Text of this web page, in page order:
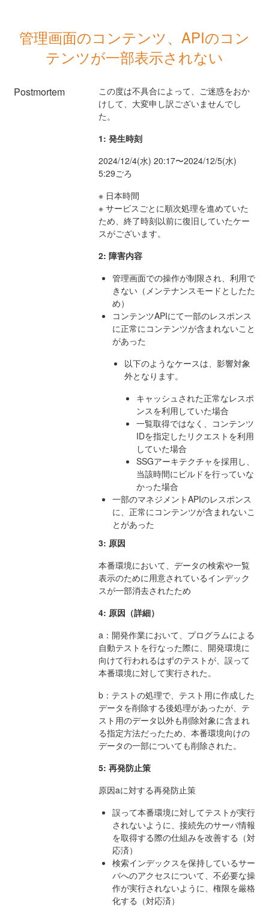
管理画面のコンテンツ、APIのコン
テンツが一部表示されない
Postmortem
この度は不具合によって、ご迷惑をおか
けして、大変申し訳ございませんでし
た。
1: 発生時刻
2024/12/4(水) 20:17〜2024/12/5(水)
5:29ごろ
※ 日本時間
※ サービスごとに順次処理を進めていた
ため、終了時刻以前に復旧していたケー
スがございます。
2: 障害内容
管理画面での操作が制限され、利用で
きない（メンテナンスモードとしたた
め）
コンテンツAPIにて一部のレスポンス
に正常にコンテンツが含まれないこと
があった
以下のようなケースは、影響対象
外となります。
キャッシュされた正常なレスポ
ンスを利用していた場合
一覧取得ではなく、コンテンツ
IDを指定したリクエストを利用
していた場合
SSGアーキテクチャを採用し、
当該時間にビルドを行っていな
かった場合
一部のマネジメントAPIのレスポンス
に、正常にコンテンツが含まれないこ
とがあった
3: 原因
本番環境において、データの検索や一覧
表示のために用意されているインデック
スが一部消去されたため
4: 原因（詳細）
a：開発作業において、プログラムによる
自動テストを行なった際に、開発環境に
向けて行われるはずのテストが、誤って
本番環境に対して実行された。
b：テストの処理で、テスト用に作成した
データを削除する後処理があったが、テ
スト用のデータ以外も削除対象に含まれ
る指定方法だったため、本番環境向けの
データの一部についても削除された。
5: 再発防止策
原因aに対する再発防止策
誤って本番環境に対してテストが実行
されないように、接続先のサーバ情報
を取得する際の仕組みを改善する（対
応済）
検索インデックスを保持しているサー
バへのアクセスについて、不必要な操
作が実行されないように、権限を厳格
化する（対応済）